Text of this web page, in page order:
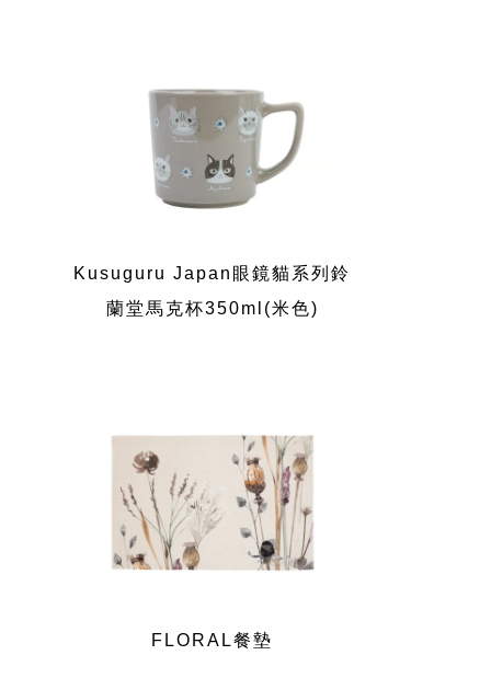
Kusuguru Japan眼鏡貓系列鈴
蘭堂馬克杯350ml(米色)
FLORAL餐墊